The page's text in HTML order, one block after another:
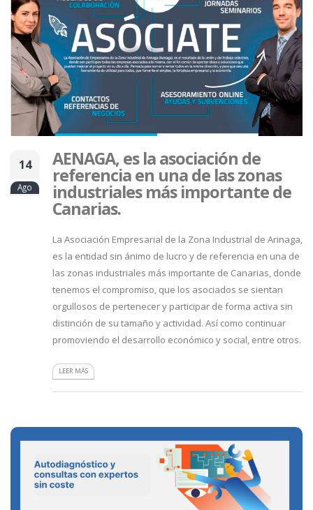
14
Ago
AENAGA, es la asociación de
referencia en una de las zonas
industriales más importante de
Canarias.
La Asociación Empresarial de la Zona Industrial de Arinaga,
es la entidad sin ánimo de lucro y de referencia en una de
las zonas industriales más importante de Canarias, donde
tenemos el compromiso, que los asociados se sientan
orgullosos de pertenecer y participar de forma activa sin
distinción de su tamaño y actividad. Así como continuar
promoviendo el desarrollo económico y social, entre otros.
LEER MÁS